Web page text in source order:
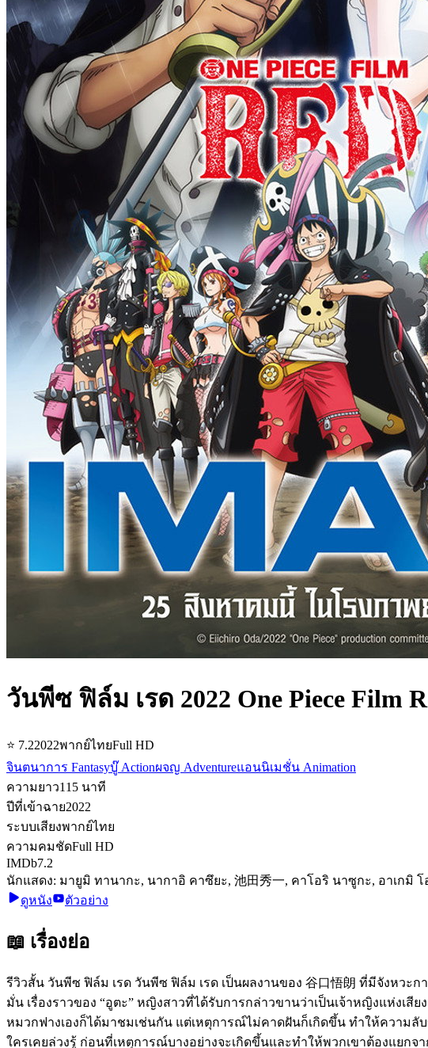
วันพีซ ฟิล์ม เรด 2022 One Piece Film
⭐ 7.22022พากย์ไทยFull HD
จินตนาการ Fantasyบู๊ Actionผจญ Adventureแอนนิเมชั่น Animation
ความยาว115 นาที
ปีที่เข้าฉาย2022
ระบบเสียงพากย์ไทย
ความคมชัดFull HD
IMDb7.2
นักแสดง: มายูมิ ทานากะ, นากาอิ คาซึยะ, 池田秀一, คาโอริ นาซูกะ, อาเกมิ โ
ดูหนัง
ตัวอย่าง
📖 เรื่องย่อ
รีวิวสั้น วันพีซ ฟิล์ม เรด วันพีซ ฟิล์ม เรด เป็นผลงานของ 谷口悟朗 ที่มีจังหวะ
มั่น เรื่องราวของ “อูตะ” หญิงสาวที่ได้รับการกล่าวขานว่าเป็นเจ้าหญิงแห่งเ
หมวกฟางเองก็ได้มาชมเช่นกัน แต่เหตุการณ์ไม่คาดฝันก็เกิดขึ้น ทำให้ความลั
ใครเคยล่วงรู้ ก่อนที่เหตุการณ์บางอย่างจะเกิดขึ้นและทำให้พวกเขาต้องแยกจ